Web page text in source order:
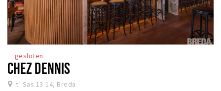
gesloten
CHEZ DENNIS
t’ Sas 13-14, Breda